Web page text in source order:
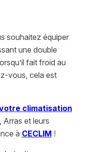
souhaitez équiper
une double
fait froid au
vous, cela est
climatisation
Arras et leurs
à CECLIM !